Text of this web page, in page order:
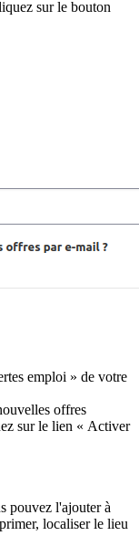
sur le bouton
emploi » de votre
offres
sur le lien « Activer
pouvez l'ajouter à
localiser le lieu